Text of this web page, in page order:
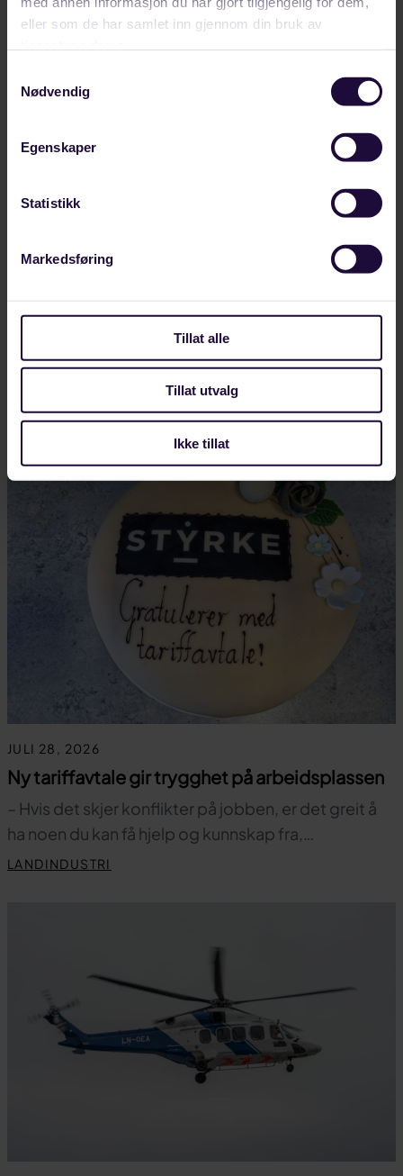
eller som de har samlet inn gjennom din bruk av
Nødvendig
Egenskaper
Statistikk
Markedsføring
Tillat alle
Tillat utvalg
Ikke tillat
Styrker europeisk industrisamarbeid fra
Helgeland
Europe,…
LANDINDUSTRI
JULI 28, 2026
Ny tariffavtale gir trygghet på arbeidsplassen
– Hvis det skjer konflikter på jobben, er det greit å
ha noen du kan få hjelp og kunnskap fra,…
LANDINDUSTRI